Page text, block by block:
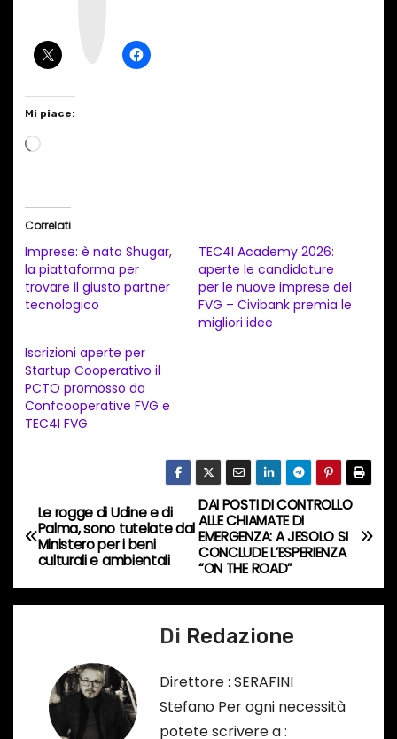
Mi piace:
C
a
m
e
t
o
i
r
s
o
…
Correlati
Imprese: è nata Shugar,
la piattaforma per
trovare il giusto partner
tecnologico
TEC4I Academy 2026:
aperte le candidature
per le nuove imprese del
FVG – Civibank premia le
migliori idee
Iscrizioni aperte per
Startup Cooperativo il
PCTO promosso da
Confcooperative FVG e
TEC4I FVG
N
a
v
DAI POSTI DI CONTROLLO
ALLE CHIAMATE DI
EMERGENZA: A JESOLO SI
CONCLUDE L’ESPERIENZA
“ON THE ROAD”
Le rogge di Udine e di
Palma, sono tutelate dal
Ministero per i beni
culturali e ambientali
Di Redazione
Direttore : SERAFINI
Stefano Per ogni necessità
potete scrivere a :